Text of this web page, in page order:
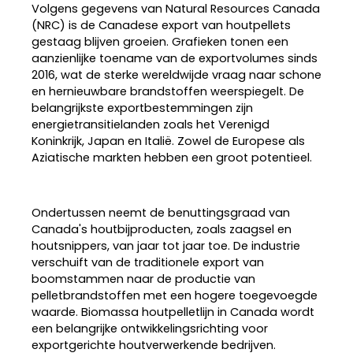
Volgens gegevens van Natural Resources Canada
(NRC) is de Canadese export van houtpellets
gestaag blijven groeien. Grafieken tonen een
aanzienlijke toename van de exportvolumes sinds
2016, wat de sterke wereldwijde vraag naar schone
en hernieuwbare brandstoffen weerspiegelt. De
belangrijkste exportbestemmingen zijn
energietransitielanden zoals het Verenigd
Koninkrijk, Japan en Italië. Zowel de Europese als
Aziatische markten hebben een groot potentieel.
Ondertussen neemt de benuttingsgraad van
Canada's houtbijproducten, zoals zaagsel en
houtsnippers, van jaar tot jaar toe. De industrie
verschuift van de traditionele export van
boomstammen naar de productie van
pelletbrandstoffen met een hogere toegevoegde
waarde. Biomassa houtpelletlijn in Canada wordt
een belangrijke ontwikkelingsrichting voor
exportgerichte houtverwerkende bedrijven.